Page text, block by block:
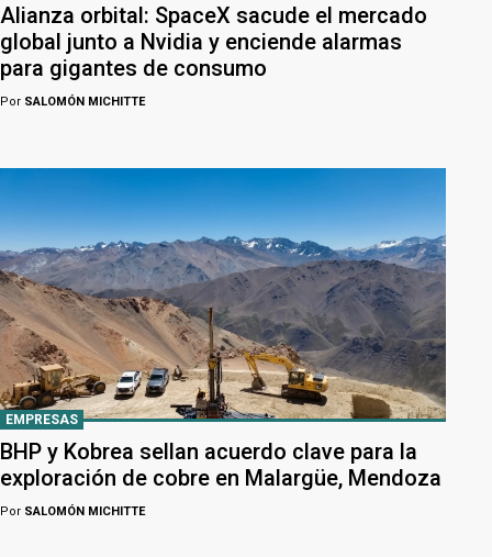
Alianza orbital: SpaceX sacude el mercado
global junto a Nvidia y enciende alarmas
para gigantes de consumo
Por SALOMÓN MICHITTE
EMPRESAS
BHP y Kobrea sellan acuerdo clave para la
exploración de cobre en Malargüe, Mendoza
Por SALOMÓN MICHITTE